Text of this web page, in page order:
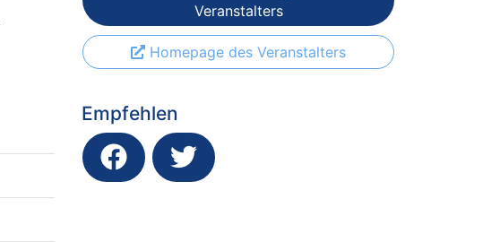
Veranstalters
Homepage des Veranstalters
Empfehlen